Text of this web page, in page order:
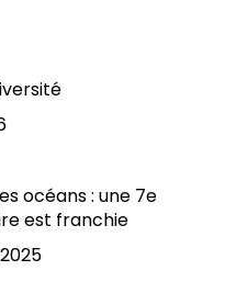
océans : une 7e
est franchie